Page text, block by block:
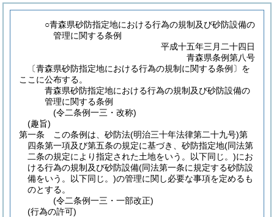
○青森県砂防指定地における行為の規制及び砂防設備の
管理に関する条例
平成十五年三月二十四日
青森県条例第八号
〔青森県砂防指定地における行為の規制に関する条例〕を
ここに公布する。
青森県砂防指定地における行為の規制及び砂防設備の
管理に関する条例
(令二条例一三・改称)
(趣旨)
第一条
この条例は、砂防法(明治三十年法律第二十九号)第
四条第一項及び第五条の規定に基づき、砂防指定地(同法第
二条の規定により指定された土地をいう。以下同じ。)にお
ける行為の規制及び砂防設備(同法第一条に規定する砂防設
備をいう。以下同じ。)の管理に関し必要な事項を定めるも
のとする。
(令二条例一三・一部改正)
(行為の許可)